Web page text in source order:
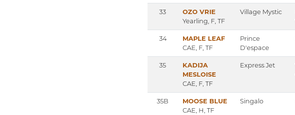
33
OZO VRIE
Yearling, F, TF
Village Mystic
34
MAPLE LEAF
CAE, F, TF
Prince
D'espace
35
KADIJA
MESLOISE
CAE, F, TF
Express Jet
35B
MOOSE BLUE
CAE, H, TF
Singalo